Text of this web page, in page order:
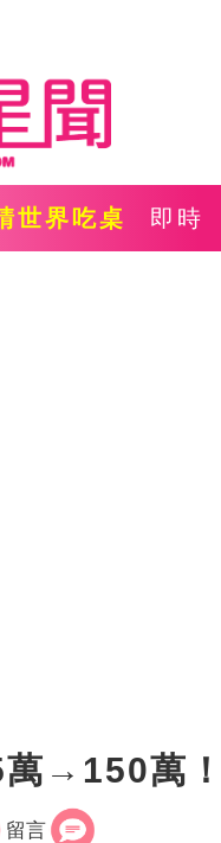
世界吃桌 即時
萬→150萬
留言